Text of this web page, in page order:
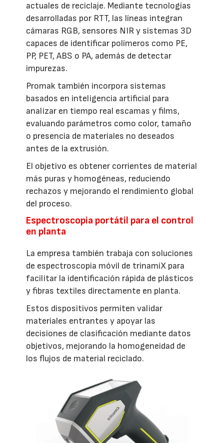
actuales de reciclaje. Mediante tecnologías
desarrolladas por RTT, las líneas integran
cámaras RGB, sensores NIR y sistemas 3D
capaces de identificar polímeros como PE,
PP, PET, ABS o PA, además de detectar
impurezas.
Promak también incorpora sistemas
basados en inteligencia artificial para
analizar en tiempo real escamas y films,
evaluando parámetros como color, tamaño
o presencia de materiales no deseados
antes de la extrusión.
El objetivo es obtener corrientes de material
más puras y homogéneas, reduciendo
rechazos y mejorando el rendimiento global
del proceso.
Espectroscopia portátil para el control
en planta
La empresa también trabaja con soluciones
de espectroscopia móvil de trinamiX para
facilitar la identificación rápida de plásticos
y fibras textiles directamente en planta.
Estos dispositivos permiten validar
materiales entrantes y apoyar las
decisiones de clasificación mediante datos
objetivos, mejorando la homogeneidad de
los flujos de material reciclado.